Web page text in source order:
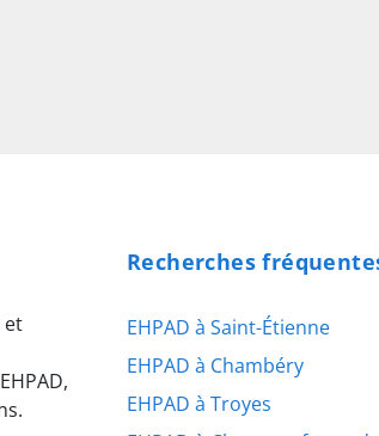
et
Recherches
EHPAD à Saint-Étienne
EHPAD à Chambéry
EHPAD à Troyes